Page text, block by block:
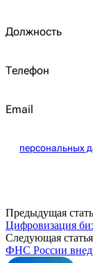
Должность
Телефон
Email
персональных
Предыдущая
Цифровизация
Следующая статья
ФНС России